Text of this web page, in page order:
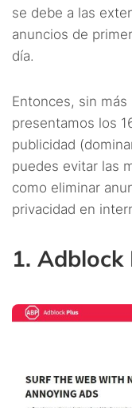
se debe a las
anuncios de
día.
Entonces, sin
presentamos los
publicidad
puedes evitar las
como eliminar
privacidad en
1. Adblock